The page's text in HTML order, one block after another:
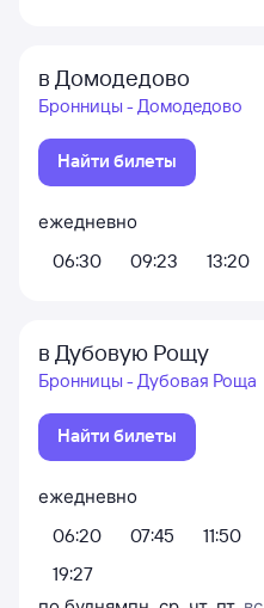
в Домодедово
Бронницы - Домодедово
Найти билеты
ежедневно
06:30
09:23 13:20
в Дубовую Рощу
Бронницы - Дубовая Роща
Найти билеты
ежедневно
06:20
07:45 11:50
19:27